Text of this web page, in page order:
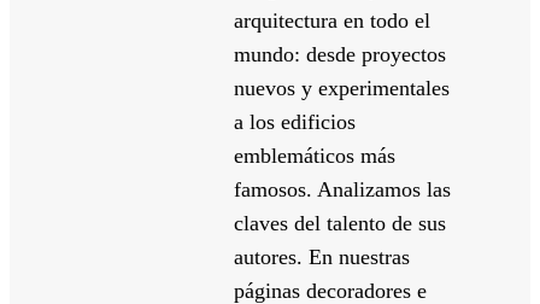
arquitectura en todo el
mundo: desde proyectos
nuevos y experimentales
a los edificios
emblemáticos más
famosos. Analizamos las
claves del talento de sus
autores. En nuestras
páginas decoradores e